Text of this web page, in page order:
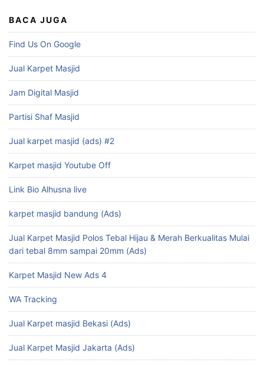
BACA JUGA
Find Us On Google
Jual Karpet Masjid
Jam Digital Masjid
Partisi Shaf Masjid
Jual karpet masjid (ads) #2
Karpet masjid Youtube Off
Link Bio Alhusna live
karpet masjid bandung (Ads)
Jual Karpet Masjid Polos Tebal Hijau & Merah Berkualitas Mulai
dari tebal 8mm sampai 20mm (Ads)
Karpet Masjid New Ads 4
WA Tracking
Jual Karpet masjid Bekasi (Ads)
Jual Karpet Masjid Jakarta (Ads)